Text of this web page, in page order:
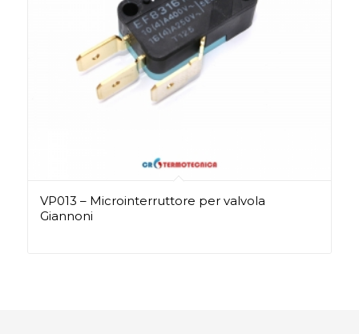
VP013 – Microinterruttore per valvola
Giannoni